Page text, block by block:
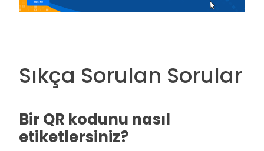
Sıkça Sorulan Sorular
Bir QR kodunu nasıl
etiketlersiniz?